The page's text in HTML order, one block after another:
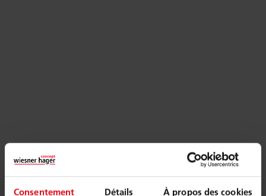
Consentement Détails À propos des cookies